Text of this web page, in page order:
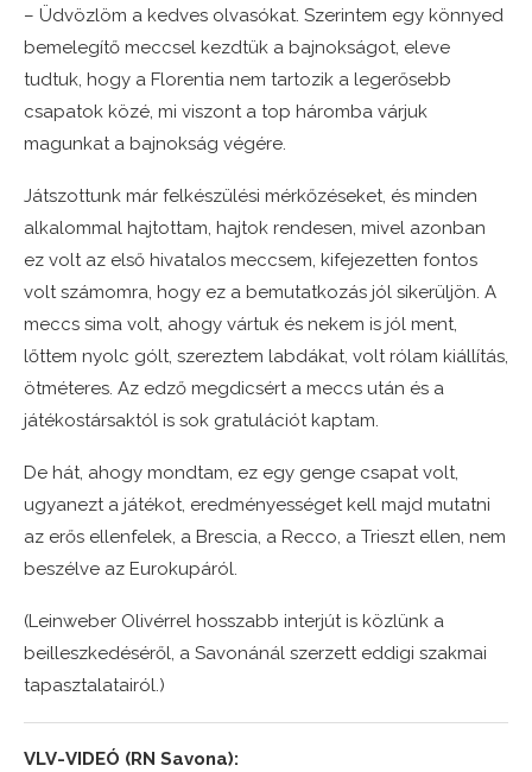
– Üdvözlöm a kedves olvasókat. Szerintem egy könnyed
bemelegítő meccsel kezdtük a bajnokságot, eleve
tudtuk, hogy a Florentia nem tartozik a legerősebb
csapatok közé, mi viszont a top háromba várjuk
magunkat a bajnokság végére.
Játszottunk már felkészülési mérkőzéseket, és minden
alkalommal hajtottam, hajtok rendesen, mivel azonban
ez volt az első hivatalos meccsem, kifejezetten fontos
volt számomra, hogy ez a bemutatkozás jól sikerüljön. A
meccs sima volt, ahogy vártuk és nekem is jól ment,
lőttem nyolc gólt, szereztem labdákat, volt rólam kiállítás,
ötméteres. Az edző megdicsért a meccs után és a
játékostársaktól is sok gratulációt kaptam.
De hát, ahogy mondtam, ez egy genge csapat volt,
ugyanezt a játékot, eredményességet kell majd mutatni
az erős ellenfelek, a Brescia, a Recco, a Trieszt ellen, nem
beszélve az Eurokupáról.
(Leinweber Olivérrel hosszabb interjút is közlünk a
beilleszkedéséről, a Savonánál szerzett eddigi szakmai
tapasztalatairól.)
VLV-VIDEÓ (RN Savona):